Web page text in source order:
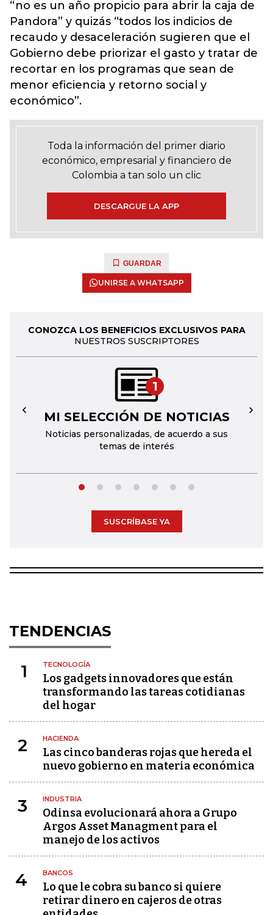
“no es un año propicio para abrir la caja de
Pandora” y quizás “todos los indicios de
recaudo y desaceleración sugieren que el
Gobierno debe priorizar el gasto y tratar de
recortar en los programas que sean de
menor eficiencia y retorno social y
económico”.
Toda la información del primer diario
económico, empresarial y financiero de
Colombia a tan solo un clic
DESCARGUE LA APP
GUARDAR
UNIRSE A WHATSAPP
CONOZCA LOS BENEFICIOS EXCLUSIVOS PARA
NUESTROS SUSCRIPTORES
1
MI SELECCIÓN DE NOTICIAS
Noticias personalizadas, de acuerdo a sus
temas de interés
← →
SUSCRÍBASE YA
TENDENCIAS
1 TECNOLOGÍA
Los gadgets innovadores que están
transformando las tareas cotidianas
del hogar
2 HACIENDA
Las cinco banderas rojas que hereda el
nuevo gobierno en materia económica
3 INDUSTRIA
Odinsa evolucionará ahora a Grupo
Argos Asset Managment para el
manejo de los activos
4 BANCOS
Lo que le cobra su banco si quiere
retirar dinero en cajeros de otras